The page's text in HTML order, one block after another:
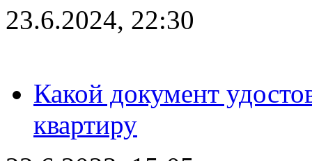
23.6.2024, 22:30
Какой документ
квартиру